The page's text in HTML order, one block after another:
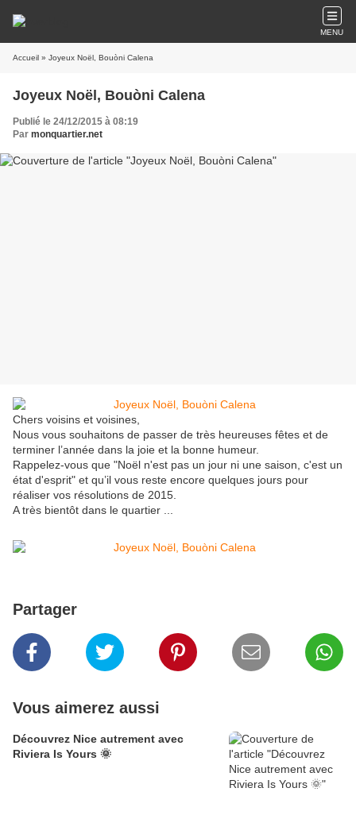
MENU
Accueil » Joyeux Noël, Bouòni Calena
Joyeux Noël, Bouòni Calena
Publié le 24/12/2015 à 08:19
Par monquartier.net
Chers voisins et voisines,
Nous vous souhaitons de passer de très heureuses fêtes et de
terminer l’année dans la joie et la bonne humeur.
Rappelez-vous que "Noël n'est pas un jour ni une saison, c'est un
état d'esprit" et qu’il vous reste encore quelques jours pour
réaliser vos résolutions de 2015.
A très bientôt dans le quartier ...
Partager
Vous aimerez aussi
Découvrez Nice autrement avec
Riviera Is Yours 🌞